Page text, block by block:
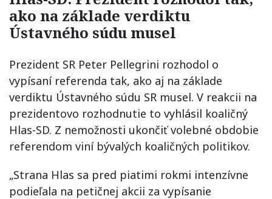
ako na základe verdiktu
Ústavného súdu musel
Prezident SR Peter Pellegrini rozhodol o
vypísaní referenda tak, ako aj na základe
verdiktu Ústavného súdu SR musel. V reakcii na
prezidentovo rozhodnutie to vyhlásil koaličný
Hlas-SD. Z nemožnosti ukončiť volebné obdobie
referendom viní bývalých koaličných politikov.
„Strana Hlas sa pred piatimi rokmi intenzívne
podieľala na petičnej akcii za vypísanie